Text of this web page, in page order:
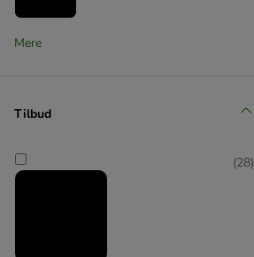
Belcando
Mere
Tilbud
(28)